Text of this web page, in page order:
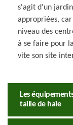
s'agit d'un
appropriées,
niveau des
à se faire pour
vite son site
Les
taille de haie